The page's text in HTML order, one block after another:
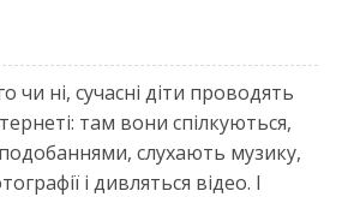
чи ні, сучасні діти проводять
там вони спілкуються,
слухають музику,
і дивляться відео. І